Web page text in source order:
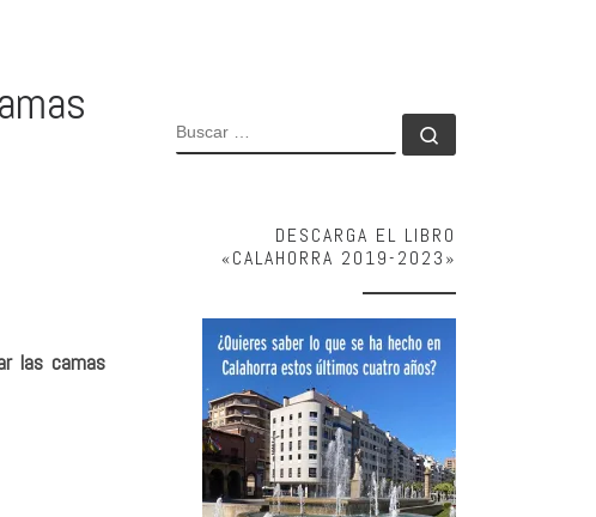
las camas
BUSCAR
DESCARGA EL LIBRO
«CALAHORRA 2019-2023»